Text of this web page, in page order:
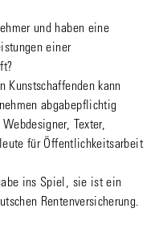
und haben eine
einer
Kunstschaffenden kann
abgabepflichtig
Texter,
für Öffentlichkeitsarbeit
ins Spiel, sie ist ein
Rentenversicherung.